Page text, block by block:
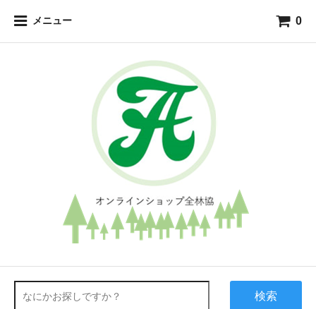
メニュー 0
検索